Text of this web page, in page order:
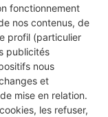
fonctionnement
nos contenus, de
profil (particulier
publicités
nous
et
mise en relation.
les refuser,